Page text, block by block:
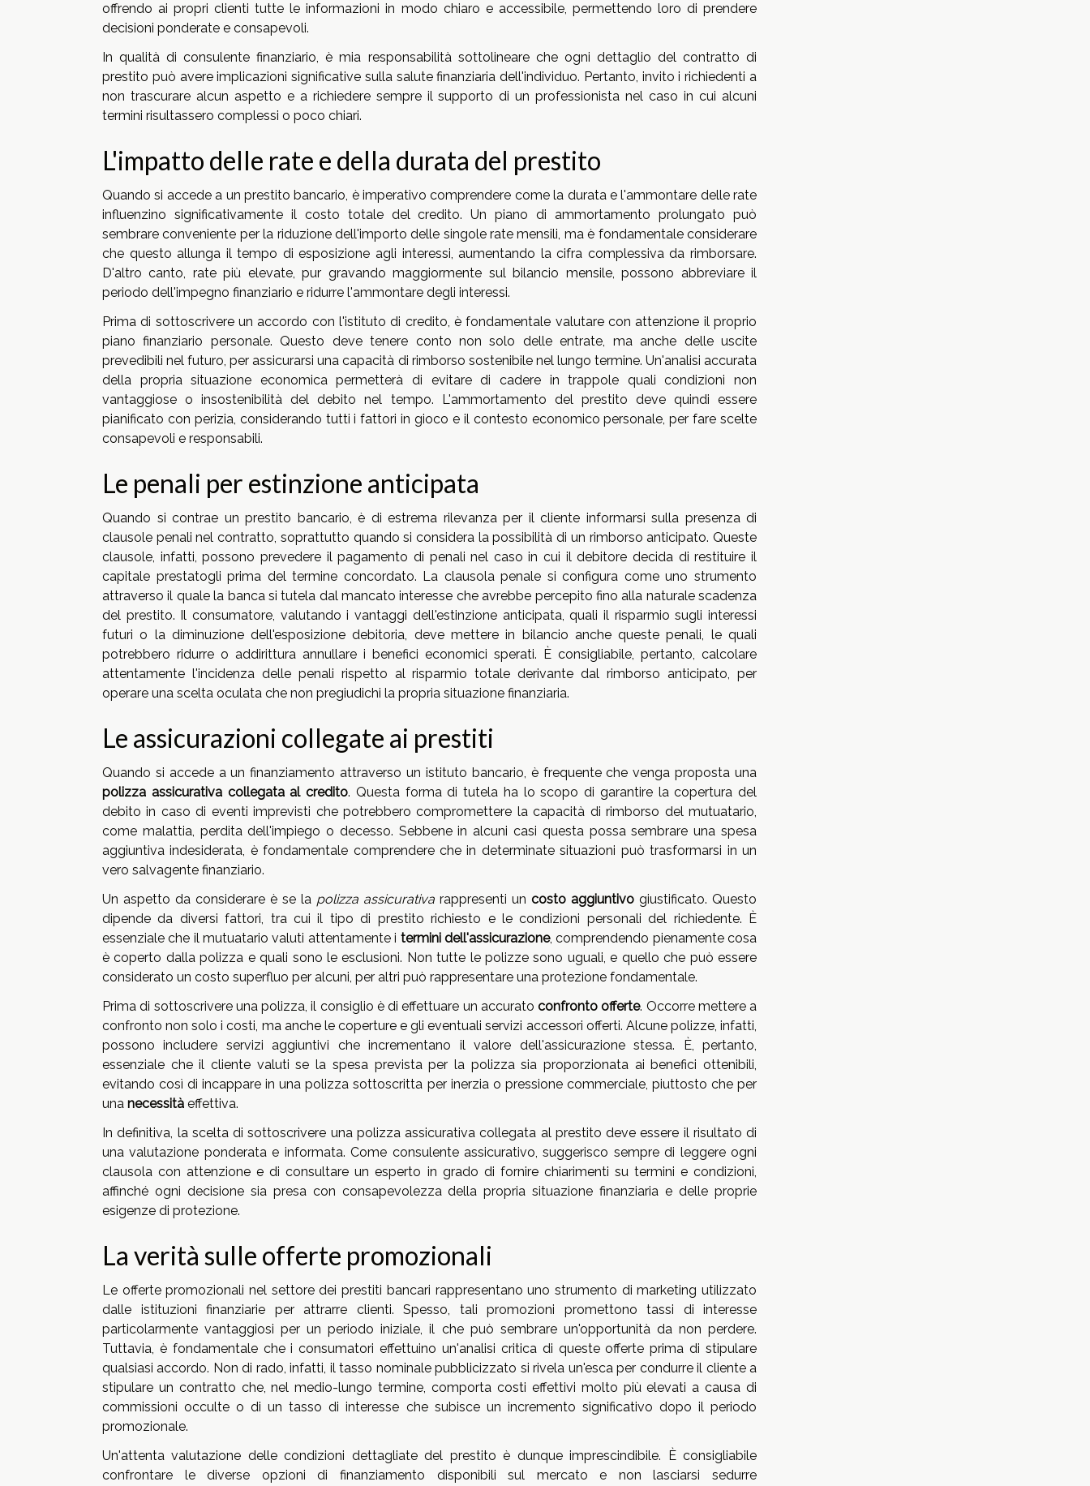
offrendo ai propri clienti tutte le informazioni in modo chiaro e accessibile, permettendo loro di prendere
decisioni ponderate e consapevoli.
In qualità di consulente finanziario, è mia responsabilità sottolineare che ogni dettaglio del contratto di
prestito può avere implicazioni significative sulla salute finanziaria dell'individuo. Pertanto, invito i richiedenti a
non trascurare alcun aspetto e a richiedere sempre il supporto di un professionista nel caso in cui alcuni
termini risultassero complessi o poco chiari.
L'impatto delle rate e della durata del prestito
Quando si accede a un prestito bancario, è imperativo comprendere come la durata e l'ammontare delle rate
influenzino significativamente il costo totale del credito. Un piano di ammortamento prolungato può
sembrare conveniente per la riduzione dell'importo delle singole rate mensili, ma è fondamentale considerare
che questo allunga il tempo di esposizione agli interessi, aumentando la cifra complessiva da rimborsare.
D'altro canto, rate più elevate, pur gravando maggiormente sul bilancio mensile, possono abbreviare il
periodo dell'impegno finanziario e ridurre l'ammontare degli interessi.
Prima di sottoscrivere un accordo con l'istituto di credito, è fondamentale valutare con attenzione il proprio
piano finanziario personale. Questo deve tenere conto non solo delle entrate, ma anche delle uscite
prevedibili nel futuro, per assicurarsi una capacità di rimborso sostenibile nel lungo termine. Un'analisi accurata
della propria situazione economica permetterà di evitare di cadere in trappole quali condizioni non
vantaggiose o insostenibilità del debito nel tempo. L'ammortamento del prestito deve quindi essere
pianificato con perizia, considerando tutti i fattori in gioco e il contesto economico personale, per fare scelte
consapevoli e responsabili.
Le penali per estinzione anticipata
Quando si contrae un prestito bancario, è di estrema rilevanza per il cliente informarsi sulla presenza di
clausole penali nel contratto, soprattutto quando si considera la possibilità di un rimborso anticipato. Queste
clausole, infatti, possono prevedere il pagamento di penali nel caso in cui il debitore decida di restituire il
capitale prestatogli prima del termine concordato. La clausola penale si configura come uno strumento
attraverso il quale la banca si tutela dal mancato interesse che avrebbe percepito fino alla naturale scadenza
del prestito. Il consumatore, valutando i vantaggi dell'estinzione anticipata, quali il risparmio sugli interessi
futuri o la diminuzione dell'esposizione debitoria, deve mettere in bilancio anche queste penali, le quali
potrebbero ridurre o addirittura annullare i benefici economici sperati. È consigliabile, pertanto, calcolare
attentamente l'incidenza delle penali rispetto al risparmio totale derivante dal rimborso anticipato, per
operare una scelta oculata che non pregiudichi la propria situazione finanziaria.
Le assicurazioni collegate ai prestiti
Quando si accede a un finanziamento attraverso un istituto bancario, è frequente che venga proposta una
polizza assicurativa collegata al credito. Questa forma di tutela ha lo scopo di garantire la copertura del
debito in caso di eventi imprevisti che potrebbero compromettere la capacità di rimborso del mutuatario,
come malattia, perdita dell'impiego o decesso. Sebbene in alcuni casi questa possa sembrare una spesa
aggiuntiva indesiderata, è fondamentale comprendere che in determinate situazioni può trasformarsi in un
vero salvagente finanziario.
Un aspetto da considerare è se la polizza assicurativa rappresenti un costo aggiuntivo giustificato. Questo
dipende da diversi fattori, tra cui il tipo di prestito richiesto e le condizioni personali del richiedente. È
essenziale che il mutuatario valuti attentamente i termini dell'assicurazione, comprendendo pienamente cosa
è coperto dalla polizza e quali sono le esclusioni. Non tutte le polizze sono uguali, e quello che può essere
considerato un costo superfluo per alcuni, per altri può rappresentare una protezione fondamentale.
Prima di sottoscrivere una polizza, il consiglio è di effettuare un accurato confronto offerte. Occorre mettere a
confronto non solo i costi, ma anche le coperture e gli eventuali servizi accessori offerti. Alcune polizze, infatti,
possono includere servizi aggiuntivi che incrementano il valore dell'assicurazione stessa. È, pertanto,
essenziale che il cliente valuti se la spesa prevista per la polizza sia proporzionata ai benefici ottenibili,
evitando così di incappare in una polizza sottoscritta per inerzia o pressione commerciale, piuttosto che per
una necessità effettiva.
In definitiva, la scelta di sottoscrivere una polizza assicurativa collegata al prestito deve essere il risultato di
una valutazione ponderata e informata. Come consulente assicurativo, suggerisco sempre di leggere ogni
clausola con attenzione e di consultare un esperto in grado di fornire chiarimenti su termini e condizioni,
affinché ogni decisione sia presa con consapevolezza della propria situazione finanziaria e delle proprie
esigenze di protezione.
La verità sulle offerte promozionali
Le offerte promozionali nel settore dei prestiti bancari rappresentano uno strumento di marketing utilizzato
dalle istituzioni finanziarie per attrarre clienti. Spesso, tali promozioni promettono tassi di interesse
particolarmente vantaggiosi per un periodo iniziale, il che può sembrare un'opportunità da non perdere.
Tuttavia, è fondamentale che i consumatori effettuino un'analisi critica di queste offerte prima di stipulare
qualsiasi accordo. Non di rado, infatti, il tasso nominale pubblicizzato si rivela un'esca per condurre il cliente a
stipulare un contratto che, nel medio-lungo termine, comporta costi effettivi molto più elevati a causa di
commissioni occulte o di un tasso di interesse che subisce un incremento significativo dopo il periodo
promozionale.
Un'attenta valutazione delle condizioni dettagliate del prestito è dunque imprescindibile. È consigliabile
confrontare le diverse opzioni di finanziamento disponibili sul mercato e non lasciarsi sedurre